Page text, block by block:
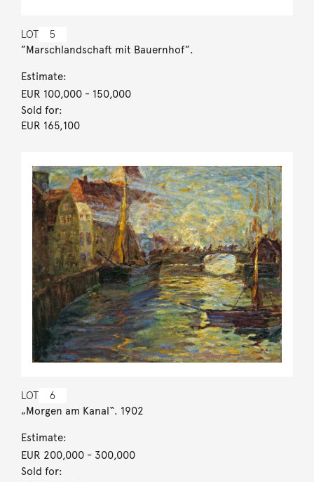
LOT 5
”Marschlandschaft mit Bauernhof”.
Estimate:
EUR 100,000- 150,000
Sold for:
EUR 165,100
LOT 6
„Morgen am Kanal“. 1902
Estimate:
EUR 200,000- 300,000
Sold for: